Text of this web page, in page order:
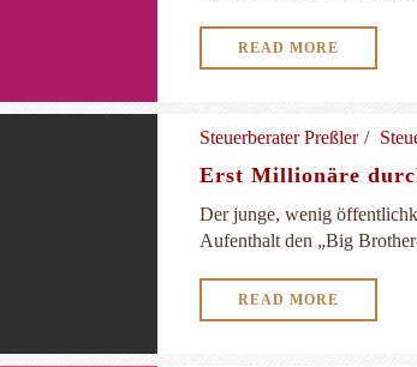
READ MORE
Steuerberater Preßler
Erst Millionäre
Der junge, wenig
Aufenthalt den „Big
READ MORE